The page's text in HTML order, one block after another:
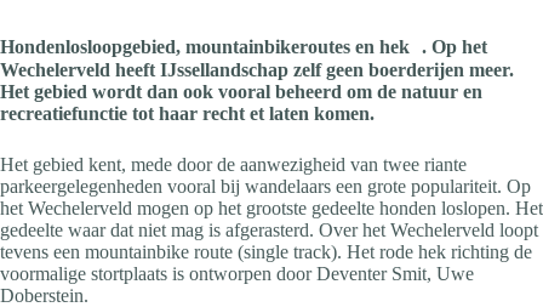
Hondenlosloopgebied, mountainbikeroutes en hek . Op het
Wechelerveld heeft IJssellandschap zelf geen boerderijen meer.
Het gebied wordt dan ook vooral beheerd om de natuur en
recreatiefunctie tot haar recht et laten komen.
Het gebied kent, mede door de aanwezigheid van twee riante
parkeergelegenheden vooral bij wandelaars een grote populariteit. Op
het Wechelerveld mogen op het grootste gedeelte honden loslopen. Het
gedeelte waar dat niet mag is afgerasterd. Over het Wechelerveld loopt
tevens een mountainbike route (single track). Het rode hek richting de
voormalige stortplaats is ontworpen door Deventer Smit, Uwe
Doberstein.